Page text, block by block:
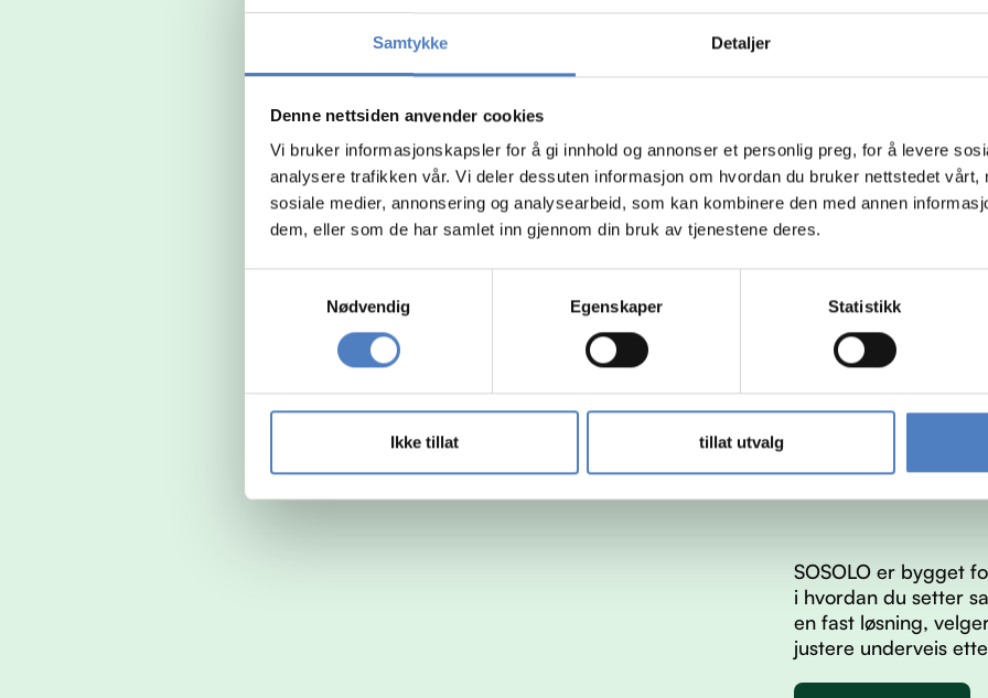
Samtykke Detaljer
Denne nettsiden anvender cookies
Vi bruker informasjonskapsler for å gi innhold og annonser et personlig preg, for å levere
analysere trafikken vår. Vi deler dessuten informasjon om hvordan du bruker nettstedet vårt,
sosiale medier, annonsering og analysearbeid, som kan kombinere den med annen
dem, eller som de har samlet inn gjennom din bruk av tjenestene deres.
Nødvendig
Egenskaper Statistikk
Ikke tillat tillat utvalg
SOSOLO er bygget
i hvordan du setter
en fast løsning,
justere underveis